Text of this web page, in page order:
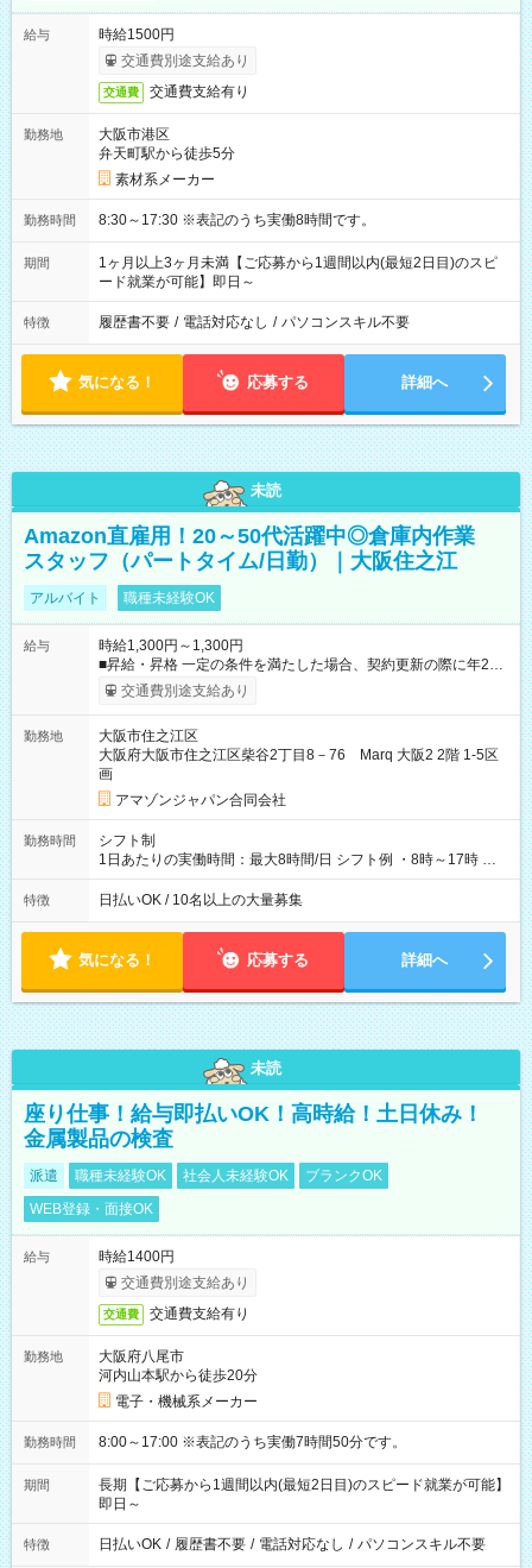
給与
時給1500円
交通費別途支給あり
交通費 交通費支給有り
勤務地
大阪市港区
弁天町駅から徒歩5分
素材系メーカー
勤務時間 8:30～17:30 ※表記のうち実働8時間です。
期間
1ヶ月以上3ヶ月未満【ご応募から1週間以内(最短2日目)のスピ
ード就業が可能】即日～
特徴 履歴書不要 / 電話対応なし / パソコンスキル不要
気になる！ 応募する 詳細へ
未読
Amazon直雇用！20～50代活躍中◎倉庫内作業
スタッフ（パートタイム/日勤）｜大阪住之江
アルバイト 職種未経験OK
給与
時給1,300円～1,300円
■昇給・昇格 一定の条件を満たした場合、契約更新の際に年2回
まで昇給の機会があります。 ■正社員登用制度あり ※月末締/翌
月25日支払い ※時間外手当、別途支給 ※深夜割増賃金 (22:00～
☆Amazon直雇用で安定して働けます！ 【試用期間】試用期間
あり 試用期間の長さ：1週間 雇用形態、給与は本採用時と同じ
です。
交通費別途支給あり
勤務地
大阪市住之江区
大阪府大阪市住之江区柴谷2丁目8－76 Marq 大阪2 2階 1-5区
画
アマゾンジャパン合同会社
勤務時間
シフト制
1日あたりの実働時間：最大8時間/日 シフト例 ・8時～17時 ・
12時～21時
特徴 日払いOK / 10名以上の大量募集
気になる！ 応募する 詳細へ
未読
座り仕事！給与即払いOK！高時給！土日休み！
金属製品の検査
派遣 職種未経験OK 社会人未経験OK
ブランクOK
WEB登録・面接OK
給与
時給1400円
交通費別途支給あり
交通費 交通費支給有り
勤務地
大阪府八尾市
河内山本駅から徒歩20分
電子・機械系メーカー
勤務時間 8:00～17:00 ※表記のうち実働7時間50分です。
期間
長期【ご応募から1週間以内(最短2日目)のスピード就業が可能】
即日～
特徴 日払いOK / 履歴書不要 / 電話対応なし / パソコンスキル不要